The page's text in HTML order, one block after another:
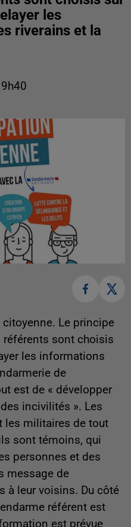
les
riverains et la
citoyenne. Le principe
sont choisis
les informations
de
est de « développer
incivilités ». Les
les militaires de tout
sont témoins, qui
personnes et des
message de
à leur voisins. Du côté
référent est
est prévue